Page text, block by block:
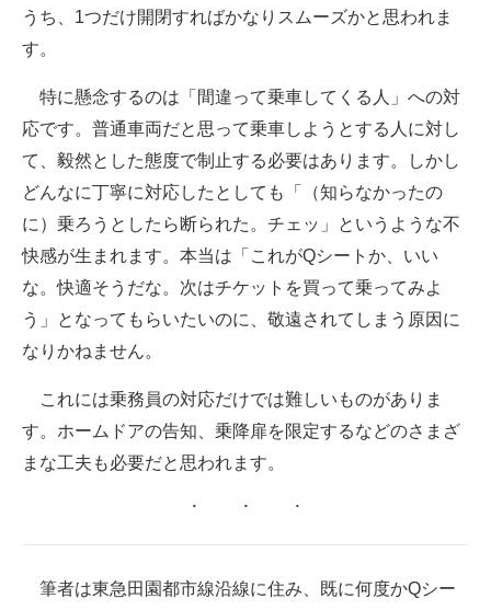
うち、1つだけ開閉すればかなりスムーズかと思われま
す。
特に懸念するのは「間違って乗車してくる人」への対
応です。普通車両だと思って乗車しようとする人に対し
て、毅然とした態度で制止する必要はあります。しかし
どんなに丁寧に対応したとしても「（知らなかったの
に）乗ろうとしたら断られた。チェッ」というような不
快感が生まれます。本当は「これがQシートか、いい
な。快適そうだな。次はチケットを買って乗ってみよ
う」となってもらいたいのに、敬遠されてしまう原因に
なりかねません。
これには乗務員の対応だけでは難しいものがありま
す。ホームドアの告知、乗降扉を限定するなどのさまざ
まな工夫も必要だと思われます。
筆者は東急田園都市線沿線に住み、既に何度かQシー